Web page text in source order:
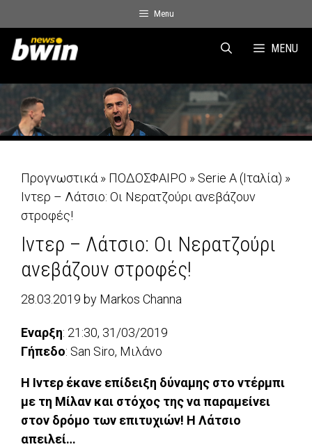
to
content
Menu
MENU
Προγνωστικά » ΠΟΔΟΣΦΑΙΡΟ » Serie A (Ιταλία) »
Ιντερ – Λάτσιο: Οι Νερατζούρι ανεβάζουν
στροφές!
Ιντερ – Λάτσιο: Οι Νερατζούρι
ανεβάζουν στροφές!
28.03.2019 by Markos Channa
Eναρξη: 21:30, 31/03/2019
Γήπεδο: San Siro, Μιλάνο
Η Ιντερ έκανε επίδειξη δύναμης στο ντέρμπι
με τη Μίλαν και στόχος της να παραμείνει
στον δρόμο των επιτυχιών! Η Λάτσιο
απειλεί…